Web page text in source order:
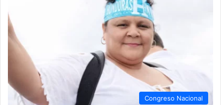
Congreso Nacional